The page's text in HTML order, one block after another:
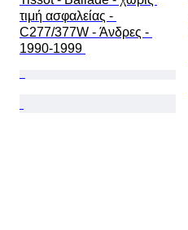
τιμή ασφαλείας -
C277/377W - Άνδρες -
1990-1999